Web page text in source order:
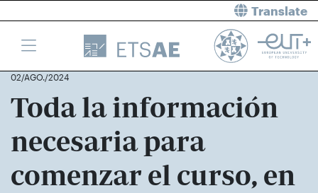
Translate
02/AGO./2024
Toda la información
necesaria para
comenzar el curso, en